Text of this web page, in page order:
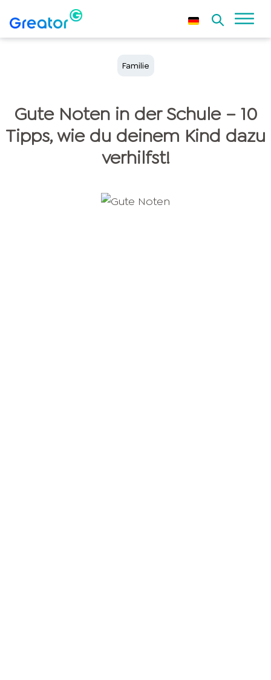
Familie
Gute Noten in der Schule – 10
Tipps, wie du deinem Kind dazu
verhilfst!